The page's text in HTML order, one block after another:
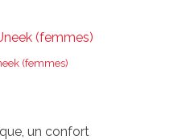
(femmes)
un confort